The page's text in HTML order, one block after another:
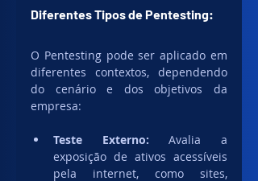
Diferentes Tipos de Pentesting:
O Pentesting pode ser aplicado em
diferentes contextos, dependendo
do cenário e dos objetivos da
empresa:
Teste Externo: Avalia a
exposição de ativos acessíveis
pela internet, como sites,